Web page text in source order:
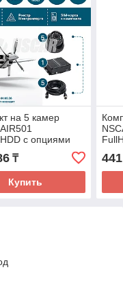
на 5 камер
с опциями
Глонасс
₸
Купить